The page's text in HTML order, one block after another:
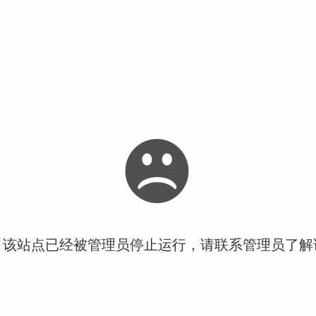
站点已经被管理员停止运行，请联系管理员了